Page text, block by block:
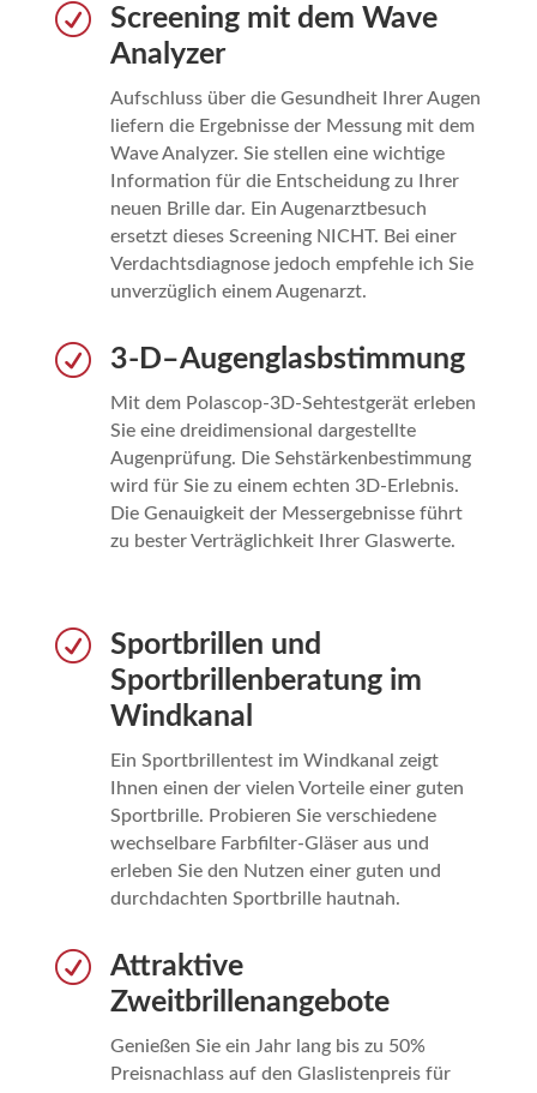
R
Screening mit dem Wave
Analyzer
Aufschluss über die Gesundheit Ihrer Augen
liefern die Ergebnisse der Messung mit dem
Wave Analyzer. Sie stellen eine wichtige
Information für die Entscheidung zu Ihrer
neuen Brille dar. Ein Augenarztbesuch
ersetzt dieses Screening NICHT. Bei einer
Verdachtsdiagnose jedoch empfehle ich Sie
unverzüglich einem Augenarzt.
R 3-D–Augenglasbstimmung
Mit dem Polascop-3D-Sehtestgerät erleben
Sie eine dreidimensional dargestellte
Augenprüfung. Die Sehstärkenbestimmung
wird für Sie zu einem echten 3D-Erlebnis.
Die Genauigkeit der Messergebnisse führt
zu bester Verträglichkeit Ihrer Glaswerte.
R
Sportbrillen und
Sportbrillenberatung im
Windkanal
Ein Sportbrillentest im Windkanal zeigt
Ihnen einen der vielen Vorteile einer guten
Sportbrille. Probieren Sie verschiedene
wechselbare Farbfilter-Gläser aus und
erleben Sie den Nutzen einer guten und
durchdachten Sportbrille hautnah.
R
Attraktive
Zweitbrillenangebote
Genießen Sie ein Jahr lang bis zu 50%
Preisnachlass auf den Glaslistenpreis für